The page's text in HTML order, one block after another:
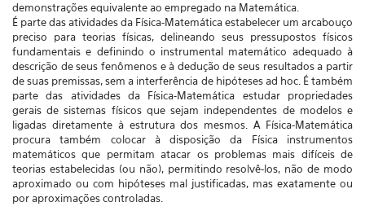
demonstrações equivalente ao empregado na Matemática.
É parte das atividades da Física-Matemática estabelecer um arcabouço
preciso para teorias físicas, delineando seus pressupostos físicos
fundamentais e definindo o instrumental matemático adequado à
descrição de seus fenômenos e à dedução de seus resultados a partir
de suas premissas, sem a interferência de hipóteses ad hoc. É também
parte das atividades da Física-Matemática estudar propriedades
gerais de sistemas físicos que sejam independentes de modelos e
ligadas diretamente à estrutura dos mesmos. A Física-Matemática
procura também colocar à disposição da Física instrumentos
matemáticos que permitam atacar os problemas mais difíceis de
teorias estabelecidas (ou não), permitindo resolvê-los, não de modo
aproximado ou com hipóteses mal justificadas, mas exatamente ou
por aproximações controladas.